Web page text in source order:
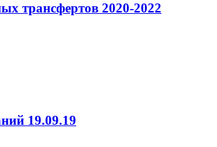
трансфертов 2020-2022
19.09.19